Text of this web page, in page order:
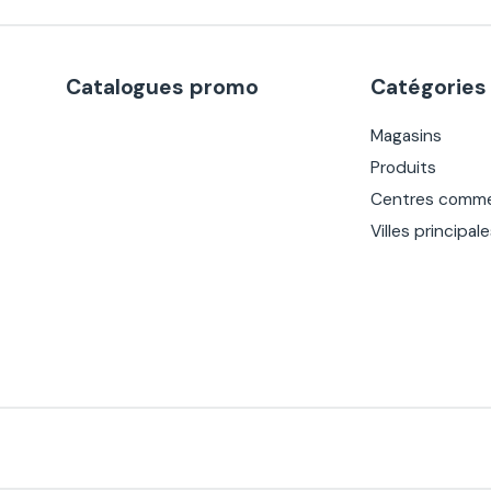
Catalogues promo Catégories
Magasins
Produits
Centres
Villes